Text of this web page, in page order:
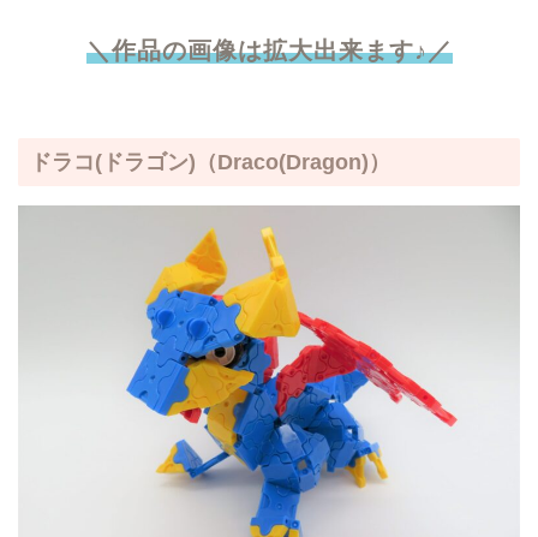
＼作品の画像は拡大出来ます♪／
ドラコ(ドラゴン) （Draco(Dragon)）